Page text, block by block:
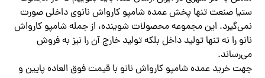
ستیا صنعت تنها پخش عمده شامپو کارواش نانوی داخلی صورت
نمی‌گیرد. این مجموعه محصولات شوینده، از جمله شامپو کارواش
نانو را نه تنها تولید داخل بلکه تولید خارج آن را نیز به فروش
می‌رساند.
جهت خرید عمده شامپو کارواش نانو با قیمت فوق العاده پایین و